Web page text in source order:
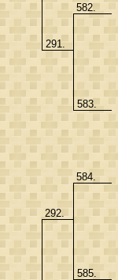
291.
582.
583.
292.
584.
585.